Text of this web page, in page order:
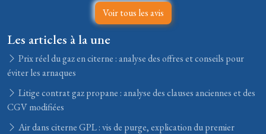
Voir tous les avis
Les articles à la une
Prix réel du gaz en citerne : analyse des offres et conseils pour
éviter les arnaques
Litige contrat gaz propane : analyse des clauses anciennes et des
CGV modifiées
Air dans citerne GPL : vis de purge, explication du premier